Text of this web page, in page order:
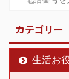
カテゴリー
生活お